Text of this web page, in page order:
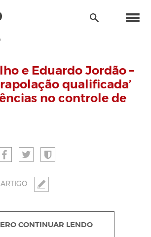
e Eduardo Jordão –
qualificada’
no controle de
CONTINUAR LENDO